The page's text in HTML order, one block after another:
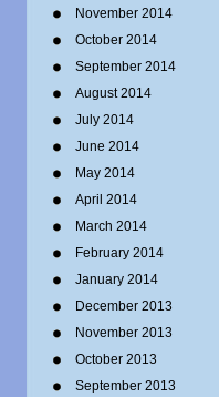
November 2014
October 2014
September 2014
August 2014
July 2014
June 2014
May 2014
April 2014
March 2014
February 2014
January 2014
December 2013
November 2013
October 2013
September 2013